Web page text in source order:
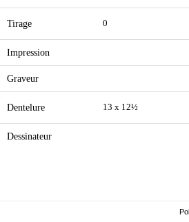
Tirage 0
Impression
Graveur
Dentelure 13 x 12½
Dessinateur